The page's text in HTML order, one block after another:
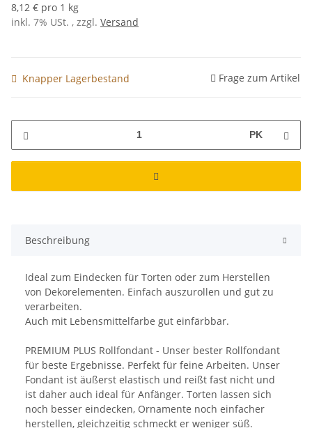
8,12 € pro 1 kg
inkl. 7% USt. , zzgl. Versand
Knapper Lagerbestand Frage zum Artikel
PK
Beschreibung
Ideal zum Eindecken für Torten oder zum Herstellen
von Dekorelementen. Einfach auszurollen und gut zu
verarbeiten.
Auch mit Lebensmittelfarbe gut einfärbbar.
PREMIUM PLUS Rollfondant - Unser bester Rollfondant
für beste Ergebnisse. Perfekt für feine Arbeiten. Unser
Fondant ist äußerst elastisch und reißt fast nicht und
ist daher auch ideal für Anfänger. Torten lassen sich
noch besser eindecken, Ornamente noch einfacher
herstellen, gleichzeitig schmeckt er weniger süß.